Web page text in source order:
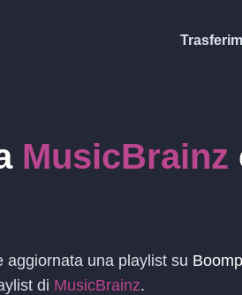
MusicBrainz
aggiornata una playlist su
di MusicBrainz.